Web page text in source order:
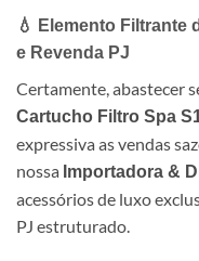
💧 Elemento Filtrante
e Revenda PJ
Certamente, abastecer
Cartucho Filtro Spa
expressiva as vendas
nossa Importadora &
acessórios de luxo
PJ estruturado.